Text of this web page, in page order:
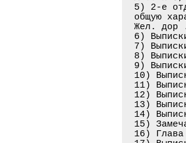
5) 2-е
общую
Жел.
6)
7)
8)
9)
10)
11)
12)
13)
14)
15)
16)